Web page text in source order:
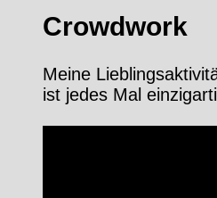
Crowdwork
Meine
ist jedes Mal